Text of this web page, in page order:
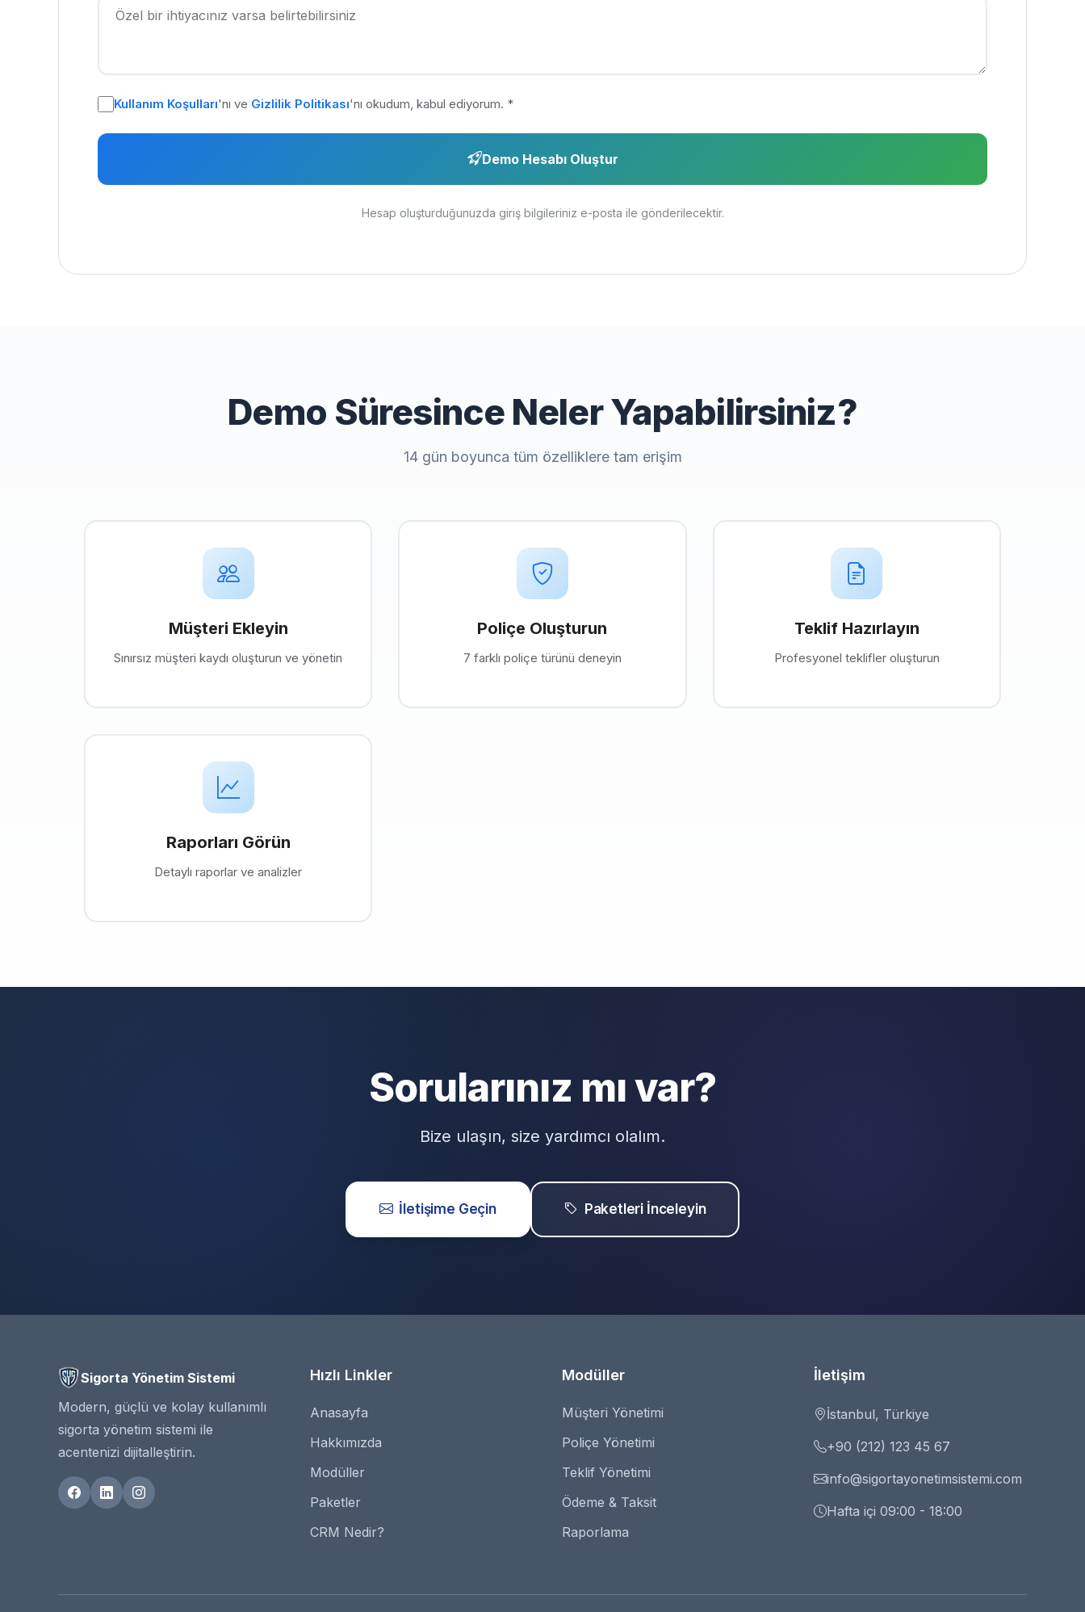
Kullanım Koşulları'nı ve Gizlilik Politikası'nı okudum, kabul ediyorum. *
Demo Hesabı Oluştur
Hesap oluşturduğunuzda giriş bilgileriniz e-posta ile gönderilecektir.
Demo Süresince Neler Yapabilirsiniz?
14 gün boyunca tüm özelliklere tam erişim
Müşteri Ekleyin
Sınırsız müşteri kaydı oluşturun ve yönetin
Poliçe Oluşturun
7 farklı poliçe türünü deneyin
Teklif Hazırlayın
Profesyonel teklifler oluşturun
Raporları Görün
Detaylı raporlar ve analizler
Sorularınız mı var?
Bize ulaşın, size yardımcı olalım.
İletişime Geçin Paketleri İnceleyin
Sigorta Yönetim Sistemi
Modern, güçlü ve kolay kullanımlı
sigorta yönetim sistemi ile
acentenizi dijitalleştirin.
Hızlı Linkler
Anasayfa
Hakkımızda
Modüller
Paketler
CRM Nedir?
Modüller
Müşteri Yönetimi
Poliçe Yönetimi
Teklif Yönetimi
Ödeme & Taksit
Raporlama
İletişim
İstanbul, Türkiye
+90 (212) 123 45 67
info@sigortayonetimsistemi.com
Hafta içi 09:00 - 18:00